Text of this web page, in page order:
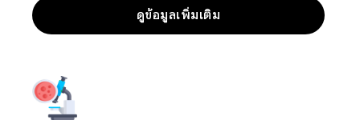
ดูข้อมูลเพิ่มเติม